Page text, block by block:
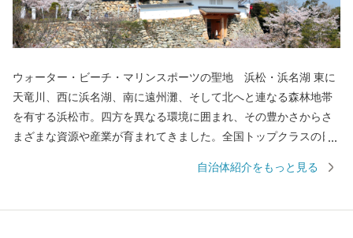
ウォーター・ビーチ・マリンスポーツの聖地 浜松・浜名湖 東に
天竜川、西に浜名湖、南に遠州灘、そして北へと連なる森林地帯
を有する浜松市。四方を異なる環境に囲まれ、その豊かさからさ
まざまな資源や産業が育まれてきました。全国トップクラスの日
ほか、楽器やオートバイ、繊維、食品など、ものづくりの街は生
自治体紹介をもっと見る